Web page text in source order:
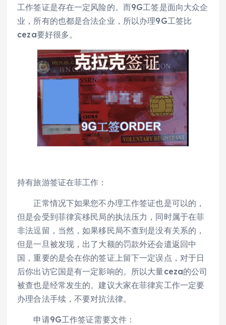
工作签证是存在一定风险的。而9G工签是面向大众企
业，所有的也都是合法企业，所以办理9G工签比
ceza要好很多。
持有旅游签证在菲工作：
正常情况下如果您不办理工作签证也是可以的，
但是会受到菲律宾移民局的执法压力，同时属于在菲
非法逗留，当然，如果移民局不查到是没有关系的，
但是一旦被发现，出了大额的罚款外还会遣返回中
国，重要的是会在你的签证上留下一定误点，对于日
后你出访它国是有一定影响的。所以大量ceza的公司
被查也是经常发生的。建议大家在菲律宾工作一定要
办理合法手续，不要对抗法律。
申请9G工作签证需要文件：